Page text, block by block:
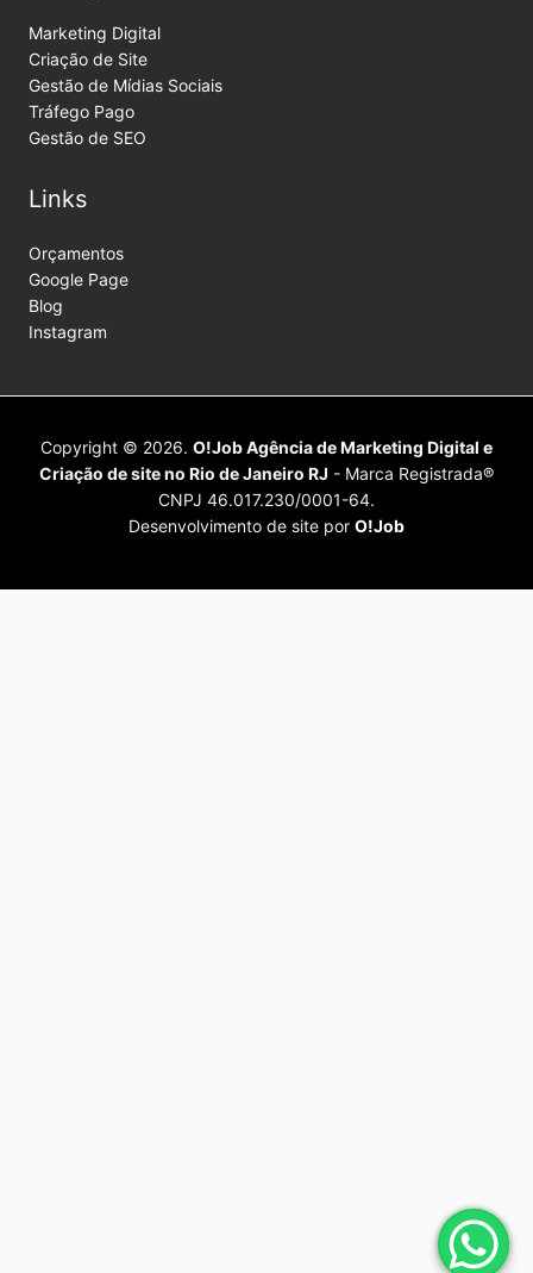
Marketing Digital
Criação de Site
Gestão de Mídias Sociais
Tráfego Pago
Gestão de SEO
Links
Orçamentos
Google Page
Blog
Instagram
Copyright © 2026. O!Job Agência de Marketing Digital e
Criação de site no Rio de Janeiro RJ - Marca Registrada®
CNPJ 46.017.230/0001-64.
Desenvolvimento de site por O!Job